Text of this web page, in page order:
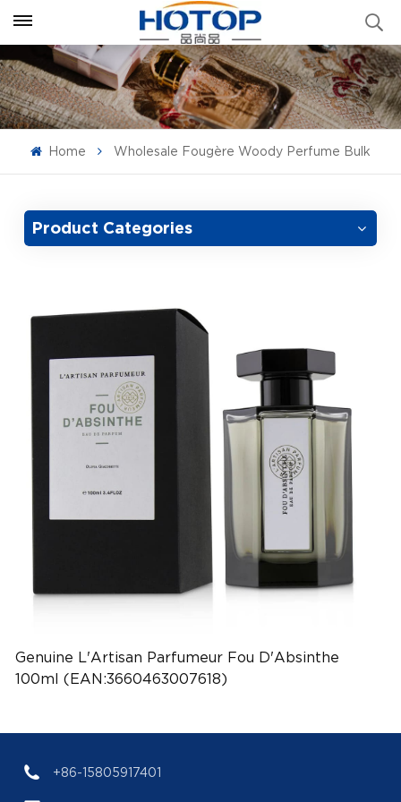
Home Wholesale Fougère Woody Perfume Bulk
Product Categories
Genuine L'Artisan Parfumeur Fou D'Absinthe
100ml (EAN:3660463007618)
+86-15805917401